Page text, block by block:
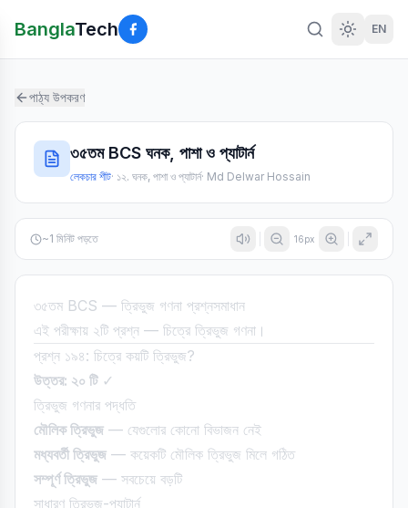
BanglaTech EN
পাঠ্য উপকরণ
৩৫তম BCS ঘনক, পাশা ও প্যাটার্ন
লেকচার শীট· ১২. ঘনক, পাশা ও প্যাটার্ন· Md Delwar Hossain
~1 মিনিট পড়তে 16px
৩৫তম BCS — ত্রিভুজ গণনা প্রশ্নসমাধান
এই পরীক্ষায় ২টি প্রশ্ন — চিত্রে ত্রিভুজ গণনা।
প্রশ্ন ১৯৪: চিত্রে কয়টি ত্রিভুজ?
উত্তর: ২০ টি✓
ত্রিভুজ গণনার পদ্ধতি
মৌলিক ত্রিভুজ — যেগুলোর কোনো বিভাজন নেই
মধ্যবর্তী ত্রিভুজ — কয়েকটি মৌলিক ত্রিভুজ মিলে গঠিত
সম্পূর্ণ ত্রিভুজ — সবচেয়ে বড়টি
সাধারণ ত্রিভুজ-প্যাটার্ন